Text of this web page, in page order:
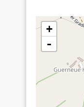
+
-